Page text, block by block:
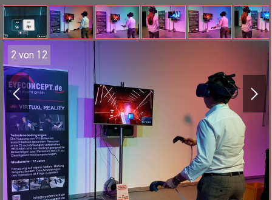
Lieferumfang ausschließlich professionelle Hardware, geeignet
zur Darstellung und Vorführung von VR / Virtual Reality / AR
Augmented Reality Anwendungen. Die Simulationssysteme sind
nach Bedarf ausgestattet mit Hochleistungs-PC oder Gamer-
Notebooks, hochauflösender VR-Brille z.B. HTC Vive, Vive Pro,
Vive Pro Wireless, etc., Game-Controllern, Trackern, Zubehör
und optional einen Großbildschirm für die Zuschauer. Geeignet
für Jung und Alt, Einzel- und Teamwettbewerbe, zum
Teambuilding, als interaktives Fitness-, Messe- oder
Tagungsrahmenprogramm oder zur Mitarbeitermotivation.
Veranstalten Sie tolle Wettbewerbe, schnelles Spiel am P.O.S.
Systemausstattung (Lieferumfang):
2 von 12